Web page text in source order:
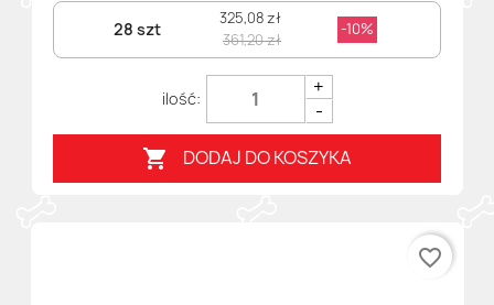
28 szt
325,08 zł
361,20 zł
-10%
+
-
 DODAJ DO KOSZYKA
favorite_border